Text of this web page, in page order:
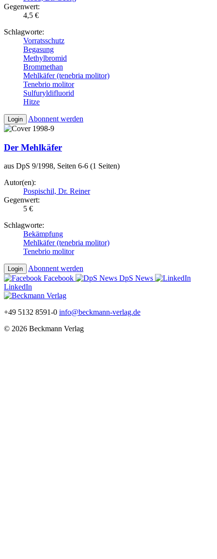
Gegenwert:
4,5 €
Schlagworte:
Vorratsschutz
Begasung
Methylbromid
Brommethan
Mehlkäfer (tenebria molitor)
Tenebrio molitor
Sulfuryldifluorid
Hitze
Login Abonnent werden
Der Mehlkäfer
aus DpS 9/1998, Seiten 6-6 (1 Seiten)
Autor(en):
Pospischil, Dr. Reiner
Gegenwert:
5 €
Schlagworte:
Bekämpfung
Mehlkäfer (tenebria molitor)
Tenebrio molitor
Login
Abonnent werden
Facebook
DpS News
LinkedIn
+49 5132 8591-0 info@beckmann-verlag.de
© 2026 Beckmann Verlag